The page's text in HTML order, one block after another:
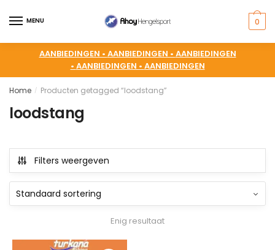
MENU 0
AANBIEDINGEN • AANBIEDINGEN • AANBIEDINGEN
• AANBIEDINGEN • AANBIEDINGEN
Home / Producten getagged “loodstang”
loodstang
Filters weergeven
Enig resultaat